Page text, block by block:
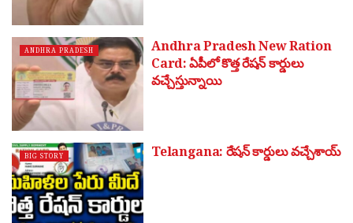
ANDHRA PRADESH
Andhra Pradesh New Ration
Card: ఏపీలో కొత్త రేషన్ కార్డులు
వచ్చేస్తున్నాయి
BIG STORY Telangana: రేషన్ కార్డులు వచ్చేశాయ్